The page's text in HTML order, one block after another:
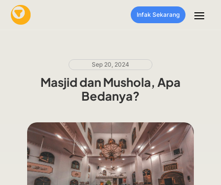
Infak Sekarang
Sep 20, 2024
Masjid dan Mushola, Apa
Bedanya?